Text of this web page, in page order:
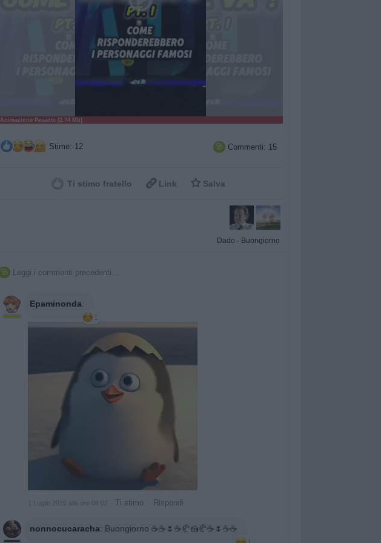
Animazione Pesante (2.74 Mb)
Stime: 12  Commenti: 15
Ti stimo fratello  Link  Salva
Dado · Buongiorno
 Leggi i commenti precedenti...
Epaminonda:
1
1 Luglio 2025 alle ore 08:02 Ti stimo Rispondi
nonnocucaracha: Buongiorno ☕☕🌷☕🥐🍰🥐☕🌷☕☕